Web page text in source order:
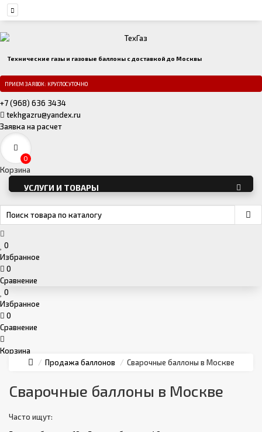
Технические газы и газовые баллоны с доставкой до Москвы
ПРИЕМ ЗАЯВОК: КРУГЛОСУТОЧНО
+7 (968) 636 3434
tekhgazru@yandex.ru
Заявка на расчет
0
Корзина
УСЛУГИ И ТОВАРЫ
0
Избранное
0
Сравнение
0
Избранное
0
Сравнение
Корзина
Продажа баллонов
Сварочные баллоны в Москве
Сварочные баллоны в Москве
Часто ищут: